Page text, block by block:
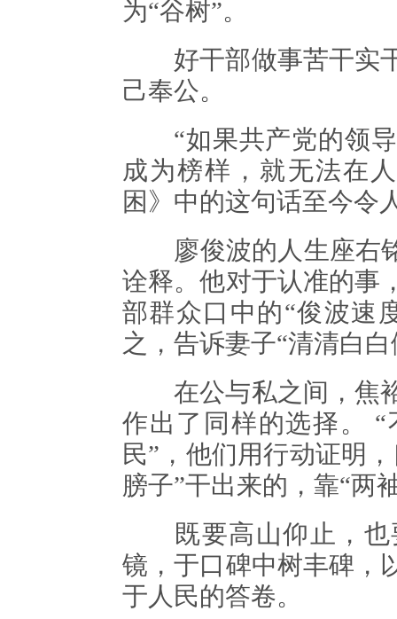
为“谷树”。
好干部做事苦干实干
己奉公。
“如果共产党的领导
成为榜样，就无法在
困》中的这句话至今令
廖俊波的人生座右铭
诠释。他对于认准的事
部群众口中的“俊波速
之，告诉妻子“清清白
在公与私之间，焦裕
作出了同样的选择。
民”，他们用行动证明
膀子”干出来的，靠“两
既要高山仰止，也
镜，于口碑中树丰碑，
于人民的答卷。